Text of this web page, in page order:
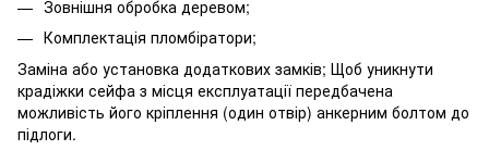
Зовнішня обробка деревом;
Комплектація пломбіратори;
Заміна або установка додаткових замків; Щоб уникнути
крадіжки сейфа з місця експлуатації передбачена
можливість його кріплення (один отвір) анкерним болтом до
підлоги.